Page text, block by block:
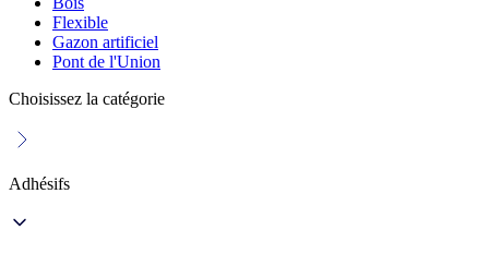
Flexible
Gazon artificiel
Pont de l'Union
Choisissez la catégorie
Adhésifs